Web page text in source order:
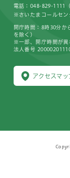
電話：048-829-1111（
※さいたまコールセン
アクセスマッ
開庁時間：8時30分か
を除く）
※一部、開庁時間が異
法人番号